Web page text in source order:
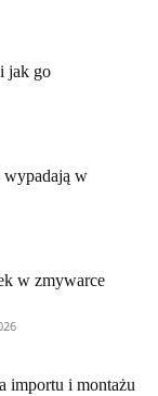
jak go
wypadają w
w zmywarce
importu i montażu